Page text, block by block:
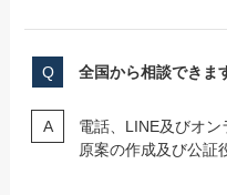
全国から相談できま
電話、LINE及びオ
原案の作成及び公証